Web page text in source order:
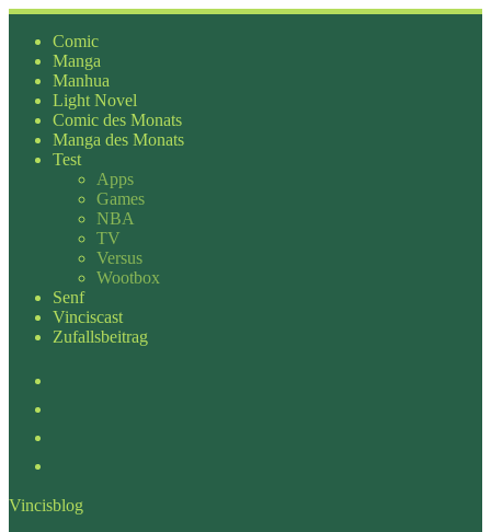
Zum
Inhalt
springen
Comic
Manga
Manhua
Light Novel
Comic des Monats
Manga des Monats
Test
Apps
Games
NBA
TV
Versus
Wootbox
Senf
Vinciscast
Zufallsbeitrag
Vincisblog